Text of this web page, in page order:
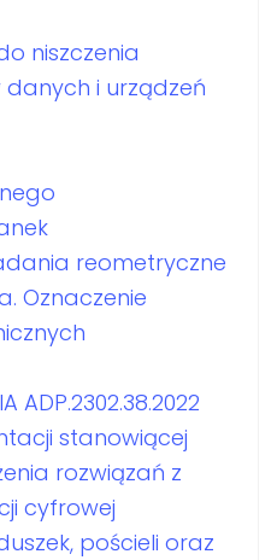
niszczenia
i urządzeń
reometryczne
Oznaczenie
ADP.2302.38.2022
stanowiącej
rozwiązań z
cyfrowej
pościeli oraz